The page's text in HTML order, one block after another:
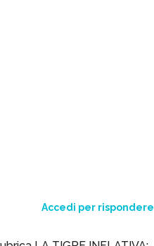
Accedi per rispondere